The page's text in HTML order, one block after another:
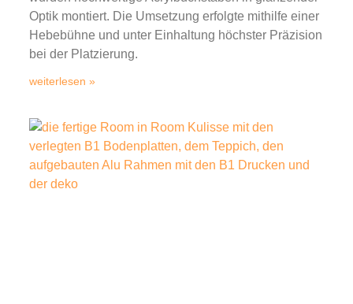
Optik montiert. Die Umsetzung erfolgte mithilfe einer
Hebebühne und unter Einhaltung höchster Präzision
bei der Platzierung.
weiterlesen »